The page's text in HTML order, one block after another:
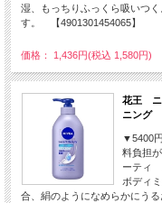
湿、もっちりふっくら吸いつ
す。 【4901301454065】
価格： 1,436円(税込 1,580円)
花王 ニ
ニング
▼5400
料負担
ーティ
ボディ
合、絹のようになめらかにう